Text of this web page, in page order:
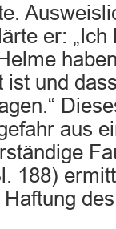
er: „Ich
ist und
aus
188)